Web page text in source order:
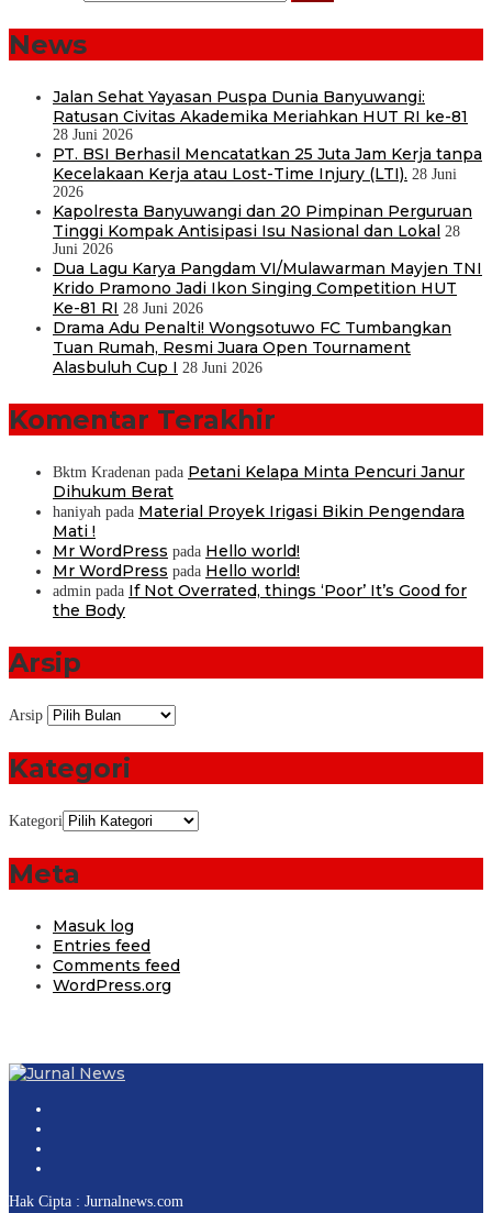
News
Jalan Sehat Yayasan Puspa Dunia Banyuwangi:
Ratusan Civitas Akademika Meriahkan HUT RI ke-81
28 Juni 2026
PT. BSI Berhasil Mencatatkan 25 Juta Jam Kerja tanpa
Kecelakaan Kerja atau Lost-Time Injury (LTI). 28 Juni
2026
Kapolresta Banyuwangi dan 20 Pimpinan Perguruan
Tinggi Kompak Antisipasi Isu Nasional dan Lokal 28
Juni 2026
Dua Lagu Karya Pangdam VI/Mulawarman Mayjen TNI
Krido Pramono Jadi Ikon Singing Competition HUT
Ke-81 RI 28 Juni 2026
Drama Adu Penalti! Wongsotuwo FC Tumbangkan
Tuan Rumah, Resmi Juara Open Tournament
Alasbuluh Cup I 28 Juni 2026
Komentar Terakhir
Bktm Kradenan pada Petani Kelapa Minta Pencuri Janur
Dihukum Berat
haniyah pada Material Proyek Irigasi Bikin Pengendara
Mati !
Mr WordPress pada Hello world!
Mr WordPress pada Hello world!
admin pada If Not Overrated, things ‘Poor’ It’s Good for
the Body
Arsip
Arsip
Kategori
Kategori
Meta
Masuk log
Entries feed
Comments feed
WordPress.org
Hak Cipta : Jurnalnews.com